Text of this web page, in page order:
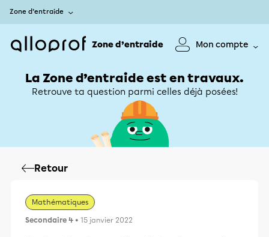
Zone d’entraide
Zone d’entraide Mon compte
La Zone d’entraide est en travaux.
Retrouve ta question parmi celles déjà posées!
Retour
Mathématiques
Secondaire 4 • 15 janvier 2022